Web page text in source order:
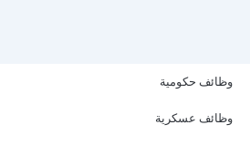
وظائف حكومية
وظائف عسكرية